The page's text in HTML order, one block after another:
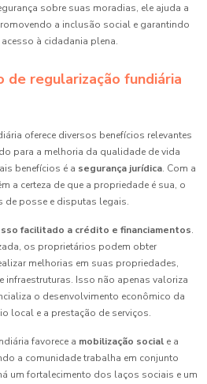
sobre suas moradias, ele ajuda a
a inclusão social e garantindo
à cidadania plena.
de regularização fundiária
oferece diversos benefícios relevantes
para a melhoria da qualidade de vida
benefícios é a segurança jurídica. Com a
a certeza de que a propriedade é sua, o
de posse e disputas legais.
facilitado a crédito e financiamentos.
os proprietários podem obter
melhorias em suas propriedades,
infraestruturas. Isso não apenas valoriza
o desenvolvimento econômico da
local e a prestação de serviços.
favorece a mobilização social e a
a comunidade trabalha em conjunto
um fortalecimento dos laços sociais e um